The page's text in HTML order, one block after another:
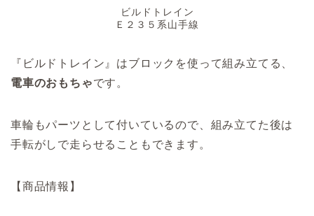
ビルドトレイン
Ｅ２３５系山手線
『ビルドトレイン』はブロックを使って組み立てる、
電車のおもちゃです。
車輪もパーツとして付いているので、組み立てた後は
手転がしで走らせることもできます。
【商品情報】